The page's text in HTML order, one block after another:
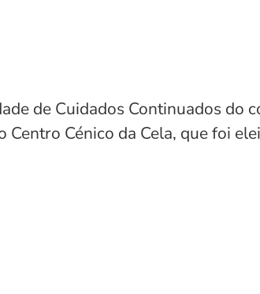
de Cuidados Continuados do
Cénico da Cela, que foi